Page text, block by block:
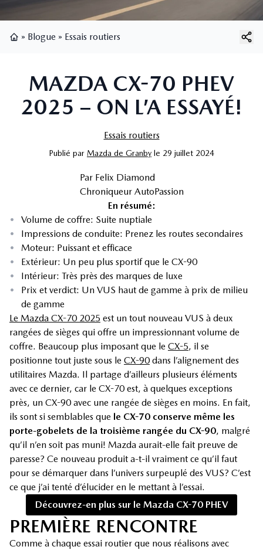
» Blogue » Essais routiers
MAZDA CX-70 PHEV
2025 – ON L’A ESSAYÉ!
Essais routiers
Publié par Mazda de Granby le 29 juillet 2024
Par Felix Diamond
Chroniqueur AutoPassion
En résumé:
•
Volume de coffre: Suite nuptiale
•
Impressions de conduite: Prenez les routes secondaires
•
Moteur: Puissant et efficace
•
Extérieur: Un peu plus sportif que le CX-90
•
Intérieur: Très près des marques de luxe
•
Prix et verdict: Un VUS haut de gamme à prix de milieu
de gamme
Le Mazda CX-70 2025 est un tout nouveau VUS à deux
rangées de sièges qui offre un impressionnant volume de
coffre. Beaucoup plus imposant que le CX-5, il se
positionne tout juste sous le CX-90 dans l’alignement des
utilitaires Mazda. Il partage d’ailleurs plusieurs éléments
avec ce dernier, car le CX-70 est, à quelques exceptions
près, un CX-90 avec une rangée de sièges en moins. En fait,
ils sont si semblables que le CX-70 conserve même les
porte-gobelets de la troisième rangée du CX-90, malgré
qu’il n’en soit pas muni! Mazda aurait-elle fait preuve de
paresse? Ce nouveau produit a-t-il vraiment ce qu’il faut
pour se démarquer dans l’univers surpeuplé des VUS? C’est
ce que j’ai tenté d’élucider en le mettant à l’essai.
Découvrez-en plus sur le Mazda CX-70 PHEV
PREMIÈRE RENCONTRE
Comme à chaque essai routier que nous réalisons avec